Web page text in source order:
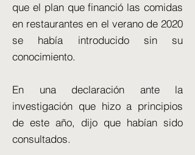
que el plan que financió las comidas
en restaurantes en el verano de 2020
se había introducido sin su
conocimiento.
En una declaración ante la
investigación que hizo a principios
de este año, dijo que habían sido
consultados.